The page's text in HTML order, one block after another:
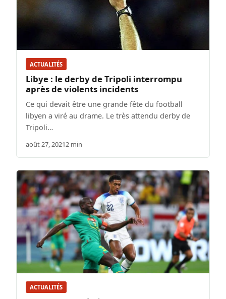
ACTUALITÉS
Libye : le derby de Tripoli interrompu
après de violents incidents
Ce qui devait être une grande fête du football
libyen a viré au drame. Le très attendu derby de
Tripoli…
août 27, 20212 min
ACTUALITÉS